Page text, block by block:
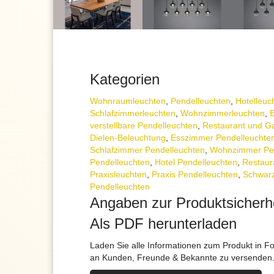
Kategorien
Wohnraum­leuchten, Pendel­leuchten,
Schlafzimmer­leuchten, Wohnzimmer­leuchten,
verstellbare Pendelleuchten, Restaurant und
Dielen-Beleuchtung, Esszimmer
Schlafzimmer Pendelleuchten, Wohnzimmer
Pendelleuchten, Hotel Pendelleuchten,
Praxisleuchten, Praxis Pendelleuchten,
Pendelleuchten
Angaben zur
Als PDF herunterladen
Laden Sie alle Informationen zum Produkt in
an Kunden, Freunde & Bekannte zu versenden.